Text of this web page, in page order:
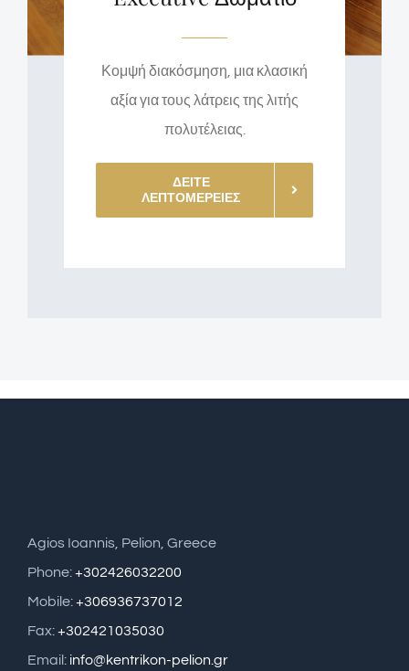
Κομψή διακόσμηση, μια κλασική
αξία για τους λάτρεις της λιτής
πολυτέλειας.
ΔΕΙΤΕ
ΛΕΠΤΟΜΕΡΕΙΕΣ
Agios Ioannis, Pelion, Greece
Phone:+302426032200
Mobile:+306936737012
Fax:+302421035030
Email: info@kentrikon-pelion.gr